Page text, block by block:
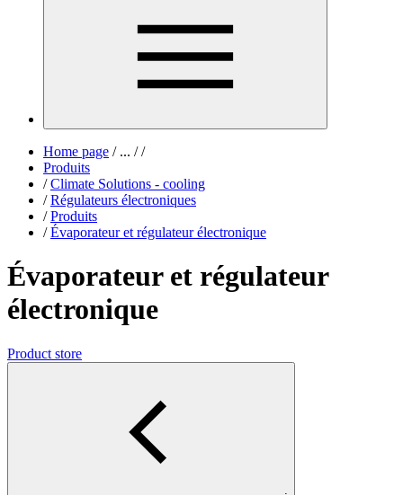
Home page /... / /
Produits
/ Climate Solutions - cooling
/ Régulateurs électroniques
/ Produits
/ Évaporateur et régulateur électronique
Évaporateur et régulateur
électronique
Product store